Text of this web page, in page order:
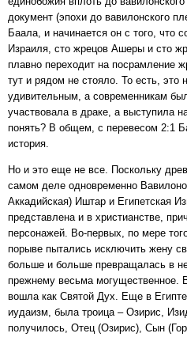
документ (эпохи до вавилонского
Баала, и начинается он с того, что
Израиля, сто жрецов Ашеры и сто
плавно переходит на посрамление
тут и рядом не стояло. То есть, это
удивительным, а современникам
участвовала в драке, а выступила
понять? В общем, с перевесом 2:1
история.
Но и это еще не все. Поскольку
самом деле одновременно
Аккадийская) Иштар и Египетская
представлена и в христианстве,
персонажей. Во-первых, по мере
порыве пытались исключить жену
больше и больше превращалась в
прежнему весьма могущественное.
вошла как Святой Дух. Еще в
иудаизм, была троица – Озирис,
получилось, Отец (Озирис), Сын